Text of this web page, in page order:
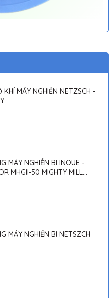
KHÍ MÁY NGHIỀN NETZSCH -
MÁY NGHIỀN BI INOUE -
50 MIGHTY MILL
MÁY NGHIỀN BI NETSZCH